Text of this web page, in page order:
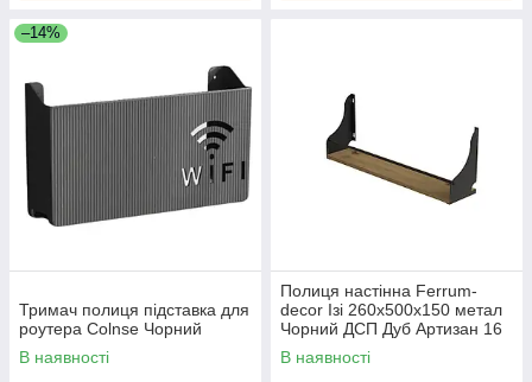
–14%
Тримач полиця підставка для
роутера Colnse Чорний
В наявності
Полиця настінна Ferrum-
decor Ізі 260x500x150 метал
Чорний ДСП Дуб Артизан 16
мм (IZI0006)
В наявності